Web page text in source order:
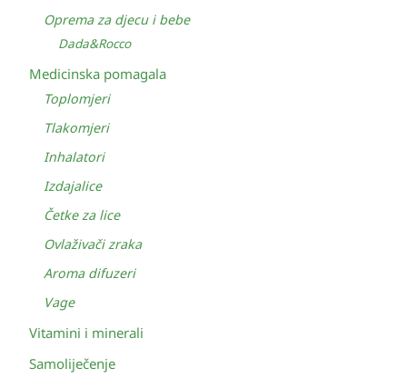
Oprema za djecu i bebe
Dada&Rocco
Medicinska pomagala
Toplomjeri
Tlakomjeri
Inhalatori
Izdajalice
Četke za lice
Ovlaživači zraka
Aroma difuzeri
Vage
Vitamini i minerali
Samoliječenje